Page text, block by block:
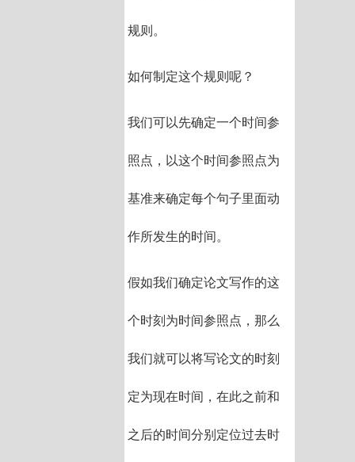
规则。
如何制定这个规则呢？
我们可以先确定一个时间参
照点，以这个时间参照点为
基准来确定每个句子里面动
作所发生的时间。
假如我们确定论文写作的这
个时刻为时间参照点，那么
我们就可以将写论文的时刻
定为现在时间，在此之前和
之后的时间分别定位过去时